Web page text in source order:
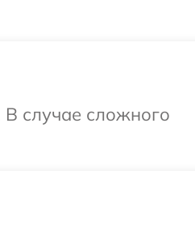
случае сложного